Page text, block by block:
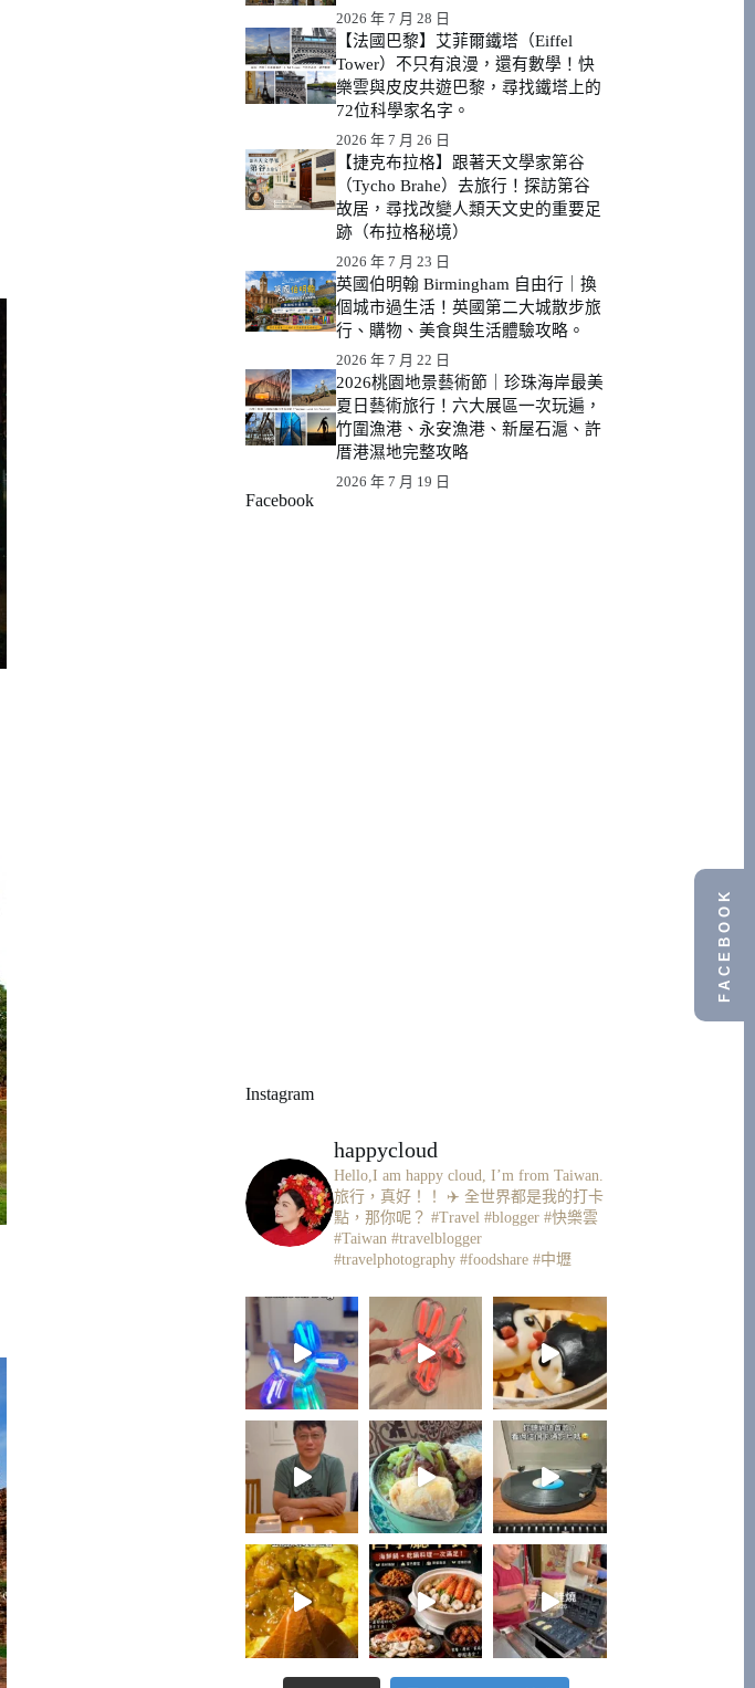
2026 年 7 月 28 日
【法國巴黎】艾菲爾鐵塔（Eiffel
Tower）不只有浪漫，還有數學！快
樂雲與皮皮共遊巴黎，尋找鐵塔上的
72位科學家名字。
2026 年 7 月 26 日
【捷克布拉格】跟著天文學家第谷
（Tycho Brahe）去旅行！探訪第谷
故居，尋找改變人類天文史的重要足
跡（布拉格秘境）
2026 年 7 月 23 日
英國伯明翰 Birmingham 自由行｜換
個城市過生活！英國第二大城散步旅
行、購物、美食與生活體驗攻略。
2026 年 7 月 22 日
2026桃園地景藝術節｜珍珠海岸最美
夏日藝術旅行！六大展區一次玩遍，
竹圍漁港、永安漁港、新屋石滬、許
厝港濕地完整攻略
2026 年 7 月 19 日
Facebook
Instagram
happycloud
Hello,I am happy cloud, I’m from Taiwan.
旅行，真好！！ ✈️ 全世界都是我的打卡
點，那你呢？ #Travel #blogger #快樂雲
#Taiwan #travelblogger
#travelphotography #foodshare #中壢
FACEBOOK